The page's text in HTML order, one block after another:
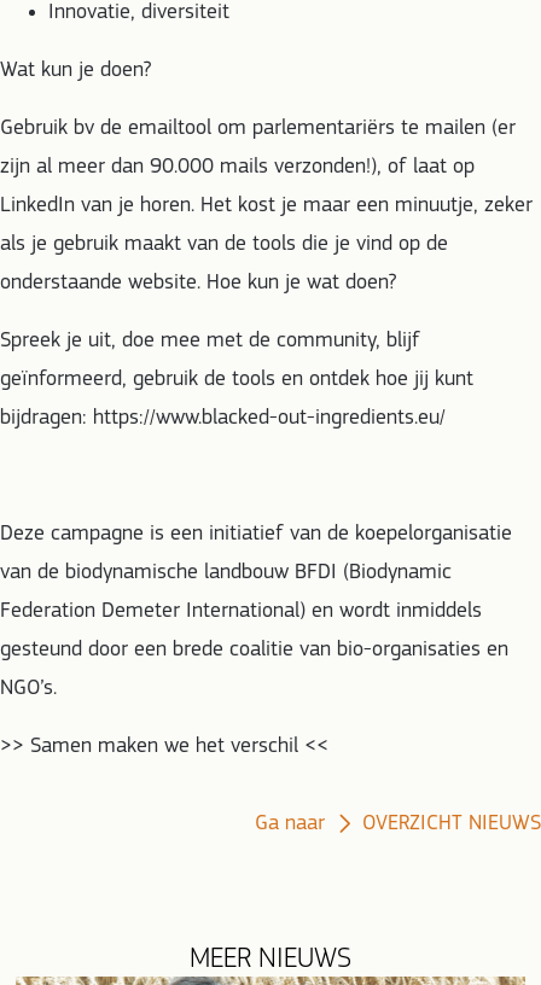
Innovatie, diversiteit
Wat kun je doen?
Gebruik bv de emailtool om parlementariërs te mailen (er
zijn al meer dan 90.000 mails verzonden!), of laat op
LinkedIn van je horen. Het kost je maar een minuutje, zeker
als je gebruik maakt van de tools die je vind op de
onderstaande website. Hoe kun je wat doen?
Spreek je uit, doe mee met de community, blijf
geïnformeerd, gebruik de tools en ontdek hoe jij kunt
bijdragen: https://www.blacked-out-ingredients.eu/
Deze campagne is een initiatief van de koepelorganisatie
van de biodynamische landbouw BFDI (Biodynamic
Federation Demeter International) en wordt inmiddels
gesteund door een brede coalitie van bio-organisaties en
NGO’s.
>> Samen maken we het verschil <<
Ga naar OVERZICHT NIEUWS
MEER NIEUWS